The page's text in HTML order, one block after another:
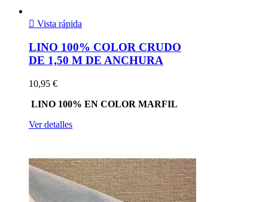
 Vista rápida
LINO 100% COLOR CRUDO
DE 1,50 M DE ANCHURA
10,95 €
LINO 100% EN COLOR MARFIL
Ver detalles